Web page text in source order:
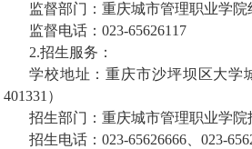
监督部门：重庆城市管理职业学院
监督电话： 023-65626117
2.招生服务：
学校地址：重庆市沙坪坝区大学
401331 ）
招生部门：重庆城市管理职业学院
招生电话： 023-65626666 023-